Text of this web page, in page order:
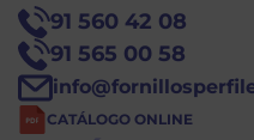
91 560 42 08
91 565 00 58
CATÁLOGO ONLINE